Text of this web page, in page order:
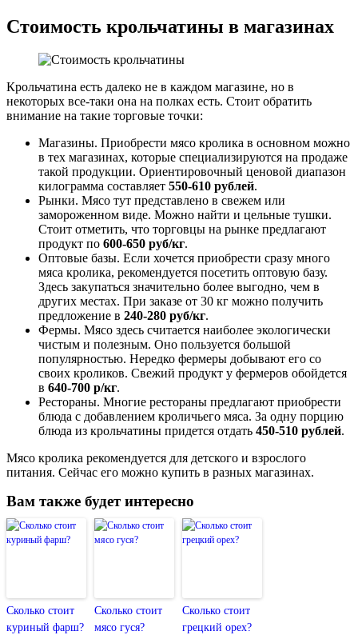
Стоимость крольчатины в магазинах
Крольчатина есть далеко не в каждом магазине, но в
некоторых все-таки она на полках есть. Стоит обратить
внимание на такие торговые точки:
Магазины. Приобрести мясо кролика в основном можно
в тех магазинах, которые специализируются на продаже
такой продукции. Ориентировочный ценовой диапазон
килограмма составляет 550-610 рублей.
Рынки. Мясо тут представлено в свежем или
замороженном виде. Можно найти и цельные тушки.
Стоит отметить, что торговцы на рынке предлагают
продукт по 600-650 руб/кг.
Оптовые базы. Если хочется приобрести сразу много
мяса кролика, рекомендуется посетить оптовую базу.
Здесь закупаться значительно более выгодно, чем в
других местах. При заказе от 30 кг можно получить
предложение в 240-280 руб/кг.
Фермы. Мясо здесь считается наиболее экологически
чистым и полезным. Оно пользуется большой
популярностью. Нередко фермеры добывают его со
своих кроликов. Свежий продукт у фермеров обойдется
в 640-700 р/кг.
Рестораны. Многие рестораны предлагают приобрести
блюда с добавлением кроличьего мяса. За одну порцию
блюда из крольчатины придется отдать 450-510 рублей.
Мясо кролика рекомендуется для детского и взрослого
питания. Сейчас его можно купить в разных магазинах.
Вам также будет интересно
Сколько стоит
куриный фарш?
Сколько стоит
мясо гуся?
Сколько стоит
грецкий орех?